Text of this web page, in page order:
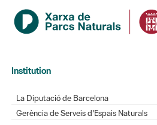
Institution
La Diputació de Barcelona
Gerència de Serveis d'Espais Naturals